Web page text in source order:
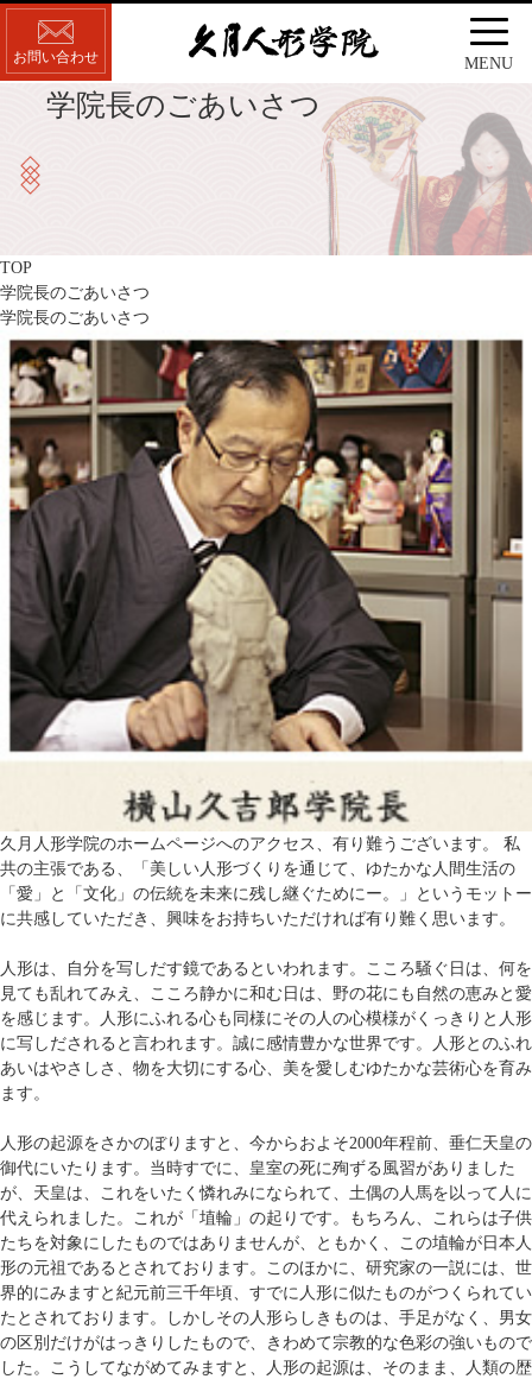
お問い合わせ MENU
学院長のごあいさつ
TOP
学院長のごあいさつ
学院長のごあいさつ
久月人形学院のホームページへのアクセス、有り難うございます。 私
共の主張である、「美しい人形づくりを通じて、ゆたかな人間生活の
「愛」と「文化」の伝統を未来に残し継ぐためにー。」というモットー
に共感していただき、興味をお持ちいただければ有り難く思います。
人形は、自分を写しだす鏡であるといわれます。こころ騒ぐ日は、何を
見ても乱れてみえ、こころ静かに和む日は、野の花にも自然の恵みと愛
を感じます。人形にふれる心も同様にその人の心模様がくっきりと人形
に写しだされると言われます。誠に感情豊かな世界です。人形とのふれ
あいはやさしさ、物を大切にする心、美を愛しむゆたかな芸術心を育み
ます。
人形の起源をさかのぼりますと、今からおよそ2000年程前、垂仁天皇の
御代にいたります。当時すでに、皇室の死に殉ずる風習がありました
が、天皇は、これをいたく憐れみになられて、土偶の人馬を以って人に
代えられました。これが「埴輪」の起りです。もちろん、これらは子供
たちを対象にしたものではありませんが、ともかく、この埴輪が日本人
形の元祖であるとされております。このほかに、研究家の一説には、世
界的にみますと紀元前三千年頃、すでに人形に似たものがつくられてい
たとされております。しかしその人形らしきものは、手足がなく、男女
の区別だけがはっきりしたもので、きわめて宗教的な色彩の強いもので
した。こうしてながめてみますと、人形の起源は、そのまま、人類の歴